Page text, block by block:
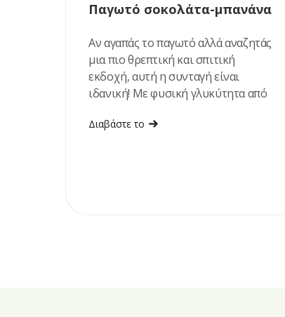
Παγωτό σοκολάτα-μπανάνα
Αν αγαπάς το παγωτό αλλά αναζητάς
μια πιο θρεπτική και σπιτική
εκδοχή, αυτή η συνταγή είναι
ιδανική! Με φυσική γλυκύτητα από
πλούσια γεύση σοκολάτας και
Διαβάστε το